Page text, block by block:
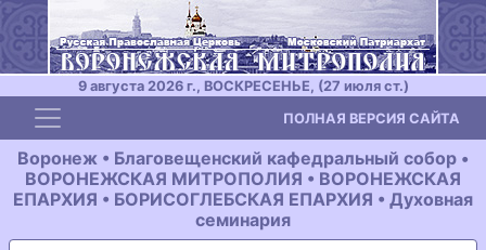
9 августа 2026 г., ВОСКРЕСЕНЬЕ, (27 июля ст.)
Toggle navigation ПОЛНАЯ ВЕРСИЯ САЙТА
Воронеж • Благовещенский кафедральный собор •
ВОРОНЕЖСКАЯ МИТРОПОЛИЯ • ВОРОНЕЖСКАЯ
ЕПАРХИЯ • БОРИСОГЛЕБСКАЯ ЕПАРХИЯ • Духовная
семинария